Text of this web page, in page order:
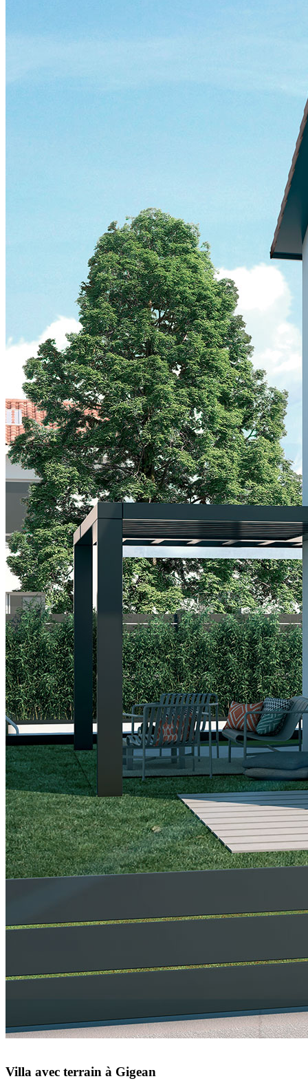
Villa avec terrain à Gigean